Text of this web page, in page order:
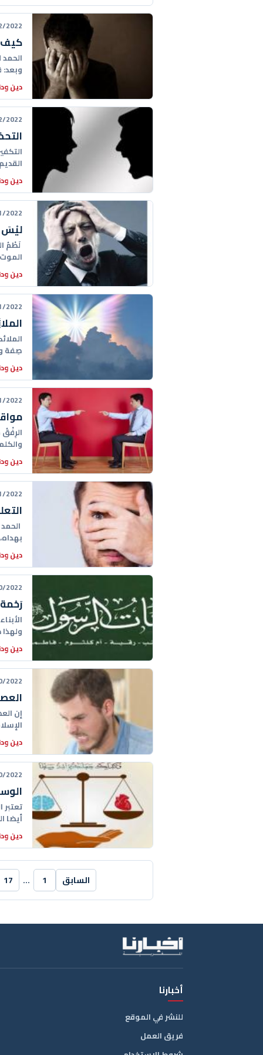
00:00:00
كيف
وبعد:
دين
01:31:00
دين
21:40:00
ليْسَ
لَطْمُ
دين
00:48:00
صِفة
دين
23:53:00
دين
00:06:00
دين
02:49:00
ولهذا
دين
01:25:00
إن
والدولدين
01:37:00
أيضا
دين
السابق 1
…
17
أخبارنا
للنشر في الموقع
فريق العمل